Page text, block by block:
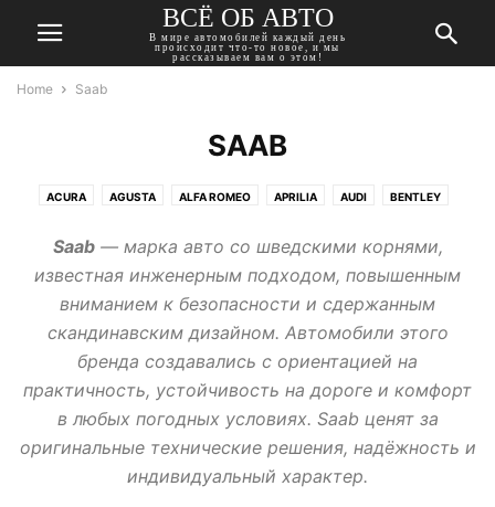
ВСЁ ОБ АВТО
В мире автомобилей каждый день
происходит что-то новое, и мы
рассказываем вам о этом!
Home Saab
SAAB
ACURA AGUSTA ALFA ROMEO APRILIA AUDI BENTLEY
CITROEN DACIA DAEWOO DAIHATSU DATSUN DODGE
DONGFENG DUCATI FIAT FORD GEELY GMC
HARLEY-DAVIDSON HAVAL HONDA HUMMER HYUNDAI
INFINITI ISUZU JAGUAR JEEP KAWASAKI KIA LADA
LAND ROVER LEXUS MASERATI MAZDA MERCEDES
MINI MITSUBISHI MOSKVICH NISSAN OPEL PEUGEOT
PONTIAC PORSCHE RENAULT ROVER SAAB SEAT SKODA
SSANGYONG SUBARU SUZUKI TATA TESLA TOYOTA
TRIUMPH VOLKSWAGEN VOLVO
Saab— марка авто со шведскими корнями,
известная инженерным подходом, повышенным
вниманием к безопасности и сдержанным
скандинавским дизайном. Автомобили этого
бренда создавались с ориентацией на
практичность, устойчивость на дороге и комфорт
в любых погодных условиях. Saab ценят за
оригинальные технические решения, надёжность и
индивидуальный характер.